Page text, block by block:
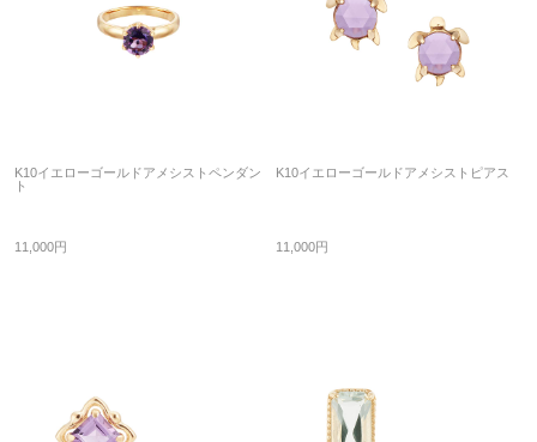
K10イエローゴールドアメシストペンダン
ト
11,000円
K10イエローゴールドアメシストピアス
11,000円